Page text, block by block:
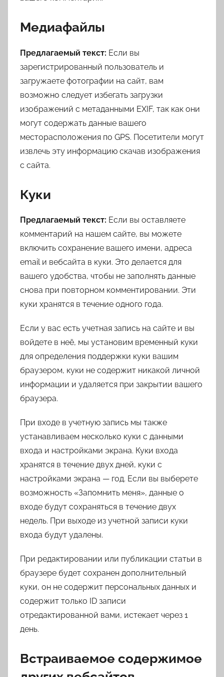
Медиафайлы
Предлагаемый текст: Если вы
зарегистрированный пользователь и
загружаете фотографии на сайт, вам
возможно следует избегать загрузки
изображений с метаданными EXIF, так как они
могут содержать данные вашего
месторасположения по GPS. Посетители могут
извлечь эту информацию скачав изображения
с сайта.
Куки
Предлагаемый текст: Если вы оставляете
комментарий на нашем сайте, вы можете
включить сохранение вашего имени, адреса
email и вебсайта в куки. Это делается для
вашего удобства, чтобы не заполнять данные
снова при повторном комментировании. Эти
куки хранятся в течение одного года.
Если у вас есть учетная запись на сайте и вы
войдете в неё, мы установим временный куки
для определения поддержки куки вашим
браузером, куки не содержит никакой личной
информации и удаляется при закрытии вашего
браузера.
При входе в учетную запись мы также
устанавливаем несколько куки с данными
входа и настройками экрана. Куки входа
хранятся в течение двух дней, куки с
настройками экрана — год. Если вы выберете
возможность «Запомнить меня», данные о
входе будут сохраняться в течение двух
недель. При выходе из учетной записи куки
входа будут удалены.
При редактировании или публикации статьи в
браузере будет сохранен дополнительный
куки, он не содержит персональных данных и
содержит только ID записи
отредактированной вами, истекает через 1
день.
Встраиваемое содержимое